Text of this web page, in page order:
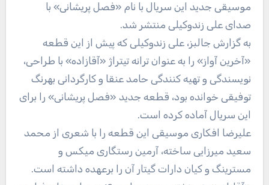
موسیقی جدید این سریال با نام «فصل پریشانی» با
صدای علی زندوکیلی منتشر شد.
به گزارش جالبز، علی زندوکیلی که پیش از این قطعه
«آخرین آواز» را به عنوان ترانه تیتراژ «آقازاده» با طراحی،
نویسندگی و تهیه کنندگی حامد عنقا و کارگردانی بهرنگ
توفیقی خوانده بود، قطعه جدید «فصل پریشانی» را برای
این سریال آماده کرده است.
علیرضا افکاری موسیقی این قطعه را با شعری از محمد
سعید میرزایی ساخته، آرمین رستگاری میکس و
مسترینگ و کیان دارات گیتار آن را برعهده داشته است.